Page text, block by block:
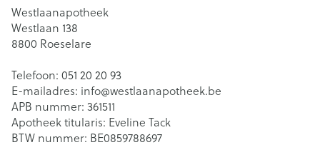
Westlaanapotheek
Westlaan 138
8800 Roeselare
Telefoon: 051 20 20 93
E-mailadres: info@westlaanapotheek.be
APB nummer: 361511
Apotheek titularis: Eveline Tack
BTW nummer: BE0859788697